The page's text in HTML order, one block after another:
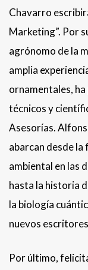
Chavarro
Marketing”. Por
agrónomo de la
amplia
ornamentales,
técnicos y
Asesorías.
abarcan desde
ambiental en las
hasta la historia
la biología
nuevos
Por último,